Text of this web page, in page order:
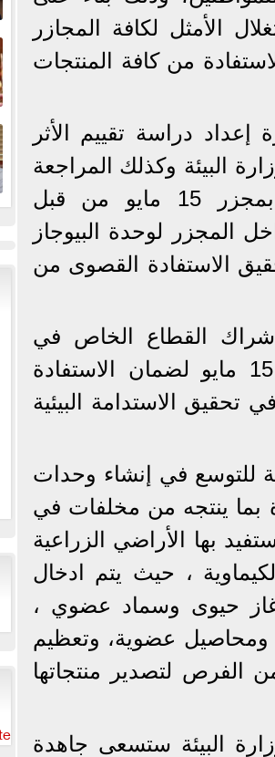
الأمثل لكافة المجازر
من كافة المنتجات
دراسة تقييم الأثر
البيئة وكذلك المراجعة
الدقيقة للمقايسة والرسومات الخاصة بمجزر 15 مايو من قبل
المجزر لوحدة البيوجاز
الاستفادة القصوى من
القطاع الخاص في
منظومة المجازر الحيوانية خاصة مجزر 15 مايو لضمان الاستفادة
الاستدامة البيئية
للتوسع في إنشاء وحدات
بما ينتجه من مخلفات في
بها الأراضي الزراعية
، حيث يتم ادخال
غاز حيوى وسماد عضوي ،
ومحاصيل عضوية، وتعظيم
الفرص لتصدير منتجاتها
البيئة ستسعى جاهدة